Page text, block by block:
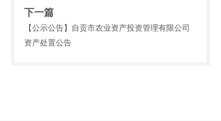
下一篇
【公示公告】自贡市农业资产投资管理有限公司
资产处置公告